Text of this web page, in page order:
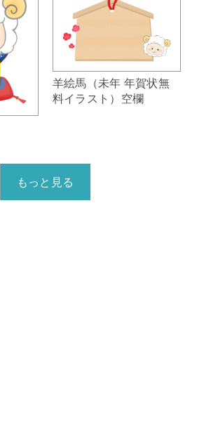
羊絵馬（未年 年賀状無
料イラスト）空欄
もっと見る